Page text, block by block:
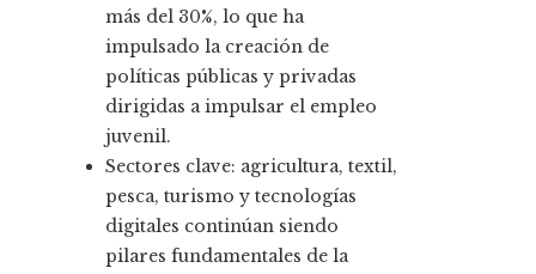
más del 30%, lo que ha
impulsado la creación de
políticas públicas y privadas
dirigidas a impulsar el empleo
juvenil.
Sectores clave: agricultura, textil,
pesca, turismo y tecnologías
digitales continúan siendo
pilares fundamentales de la